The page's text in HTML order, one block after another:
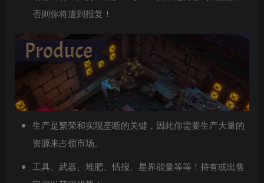
否则你将遭到报复！
生产是繁荣和实现垄断的关键，因此你需要生产大量的
资源来占领市场。
工具、武器、堆肥、情报、星界能量等等！持有或出售